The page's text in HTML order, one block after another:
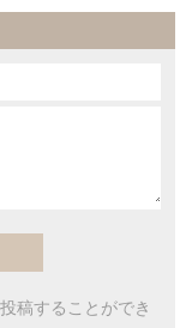
稿することができ